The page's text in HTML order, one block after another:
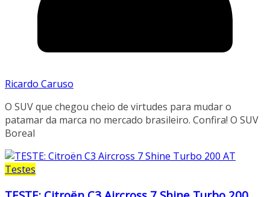
Ricardo Caruso
O SUV que chegou cheio de virtudes para mudar o
patamar da marca no mercado brasileiro. Confira! O SUV
Boreal
Testes